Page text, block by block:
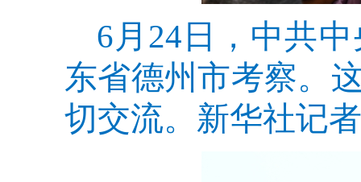
6月24日，中共
东省德州市考察。
切交流。新华社记